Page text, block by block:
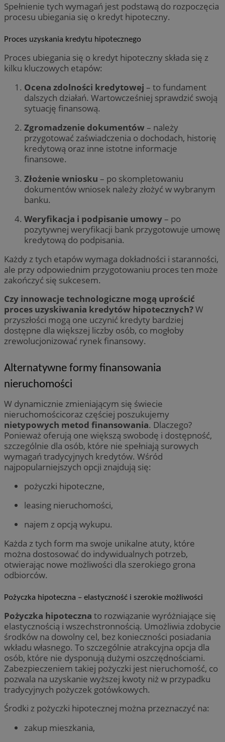
Spełnienie tych wymagań jest podstawą do rozpoczęcia
procesu ubiegania się o kredyt hipoteczny.
Proces uzyskania kredytu hipotecznego
Proces ubiegania się o kredyt hipoteczny składa się z
kilku kluczowych etapów:
Ocena zdolności kredytowej – to fundament
dalszych działań. Wartowcześniej sprawdzić swoją
sytuację finansową.
Zgromadzenie dokumentów – należy
przygotować zaświadczenia o dochodach, historię
kredytową oraz inne istotne informacje
finansowe.
Złożenie wniosku – po skompletowaniu
dokumentów wniosek należy złożyć w wybranym
banku.
Weryfikacja i podpisanie umowy– po
pozytywnej weryfikacji bank przygotowuje umowę
kredytową do podpisania.
Każdy z tych etapów wymaga dokładności i staranności,
ale przy odpowiednim przygotowaniu proces ten może
zakończyć się sukcesem.
Czy innowacje technologiczne mogą uprościć
proces uzyskiwania kredytów hipotecznych?W
przyszłości mogą one uczynić kredyty bardziej
dostępne dla większej liczby osób, co mogłoby
zrewolucjonizować rynek finansowy.
Alternatywne formy finansowania
nieruchomości
W dynamicznie zmieniającym się świecie
nieruchomościcoraz częściej poszukujemy
nietypowych metod finansowania. Dlaczego?
Ponieważ oferują one większą swobodę i dostępność,
szczególnie dla osób, które nie spełniają surowych
wymagań tradycyjnych kredytów. Wśród
najpopularniejszych opcji znajdują się:
pożyczki hipoteczne,
leasing nieruchomości,
najem z opcją wykupu.
Każda z tych form ma swoje unikalne atuty, które
można dostosować do indywidualnych potrzeb,
otwierając nowe możliwości dla szerokiego grona
odbiorców.
Pożyczka hipoteczna – elastyczność i szerokie możliwości
Pożyczka hipoteczna to rozwiązanie wyróżniające się
elastycznością i wszechstronnością. Umożliwia zdobycie
środków na dowolny cel, bez konieczności posiadania
wkładu własnego. To szczególnie atrakcyjna opcja dla
osób, które nie dysponują dużymi oszczędnościami.
Zabezpieczeniem takiej pożyczki jest nieruchomość, co
pozwala na uzyskanie wyższej kwoty niż w przypadku
tradycyjnych pożyczek gotówkowych.
Środki z pożyczki hipotecznej można przeznaczyć na:
zakup mieszkania,